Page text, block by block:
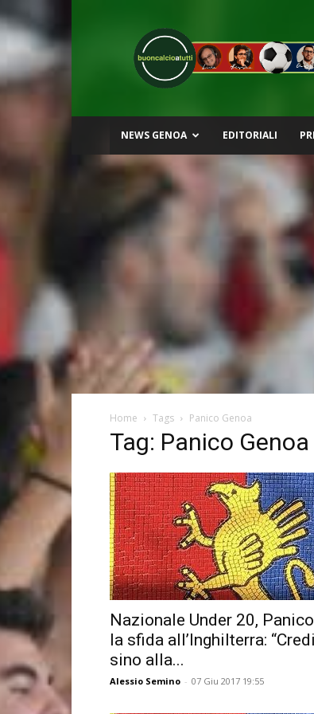
Buon
Calcio
a
Tutti
NEWS GENOA EDITORIALI
Home Tags Panico Genoa
Tag: Panico Genoa
Nazionale Under 20,
la sfida all’Inghilterra:
sino alla...
Alessio Semino - 07 Giu 2017 19:55